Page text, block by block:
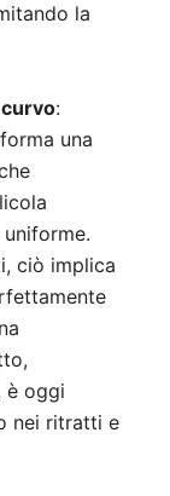
la
:
una
.
ciò implica
è oggi
nei ritratti e